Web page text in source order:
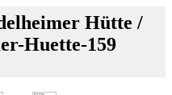
Hütte /
Huette-159